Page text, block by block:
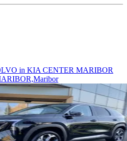
in KIA CENTER MARIBOR